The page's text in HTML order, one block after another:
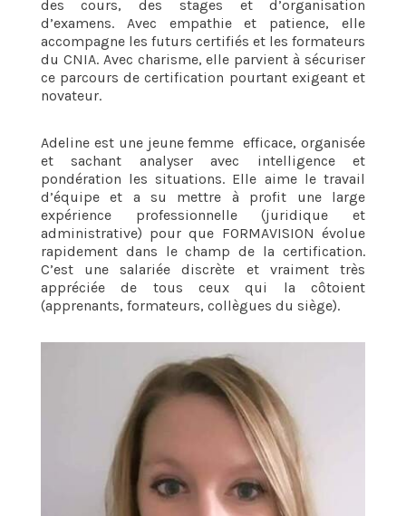
des cours, des stages et d’organisation
d’examens. Avec empathie et patience, elle
accompagne les futurs certifiés et les formateurs
du CNIA. Avec charisme, elle parvient à sécuriser
ce parcours de certification pourtant exigeant et
novateur.
Adeline est une jeune femme efficace, organisée
et sachant analyser avec intelligence et
pondération les situations. Elle aime le travail
d’équipe et a su mettre à profit une large
expérience professionnelle (juridique et
administrative) pour que FORMAVISION évolue
rapidement dans le champ de la certification.
C’est une salariée discrète et vraiment très
appréciée de tous ceux qui la côtoient
(apprenants, formateurs, collègues du siège).